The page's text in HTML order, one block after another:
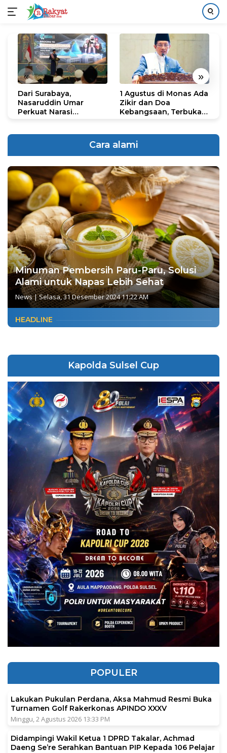
konten
« »
Dari Surabaya,
Nasaruddin Umar
Perkuat Narasi
1 Agustus di Monas Ada
Zikir dan Doa
Kebangsaan, Terbuka
Cara alami
Minuman Pembersih Paru-Paru, Solusi
Alami untuk Napas Lebih Sehat
News|Selasa, 31 Desember 2024 11:22 AM
HEADLINE
Kapolda Sulsel Cup
POPULER
Lakukan Pukulan Perdana, Aksa Mahmud Resmi Buka
Turnamen Golf Rakerkonas APINDO XXXV
Minggu, 2 Agustus 2026 13:33 PM
Didampingi Wakil Ketua 1 DPRD Takalar, Achmad
Daeng Se’re Serahkan Bantuan PIP Kepada 106 Pelajar